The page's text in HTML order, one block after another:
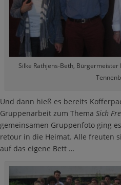
Silke Rathjens-Beth,
Und dann hieß es bereits
Gruppenarbeit zum Thema Sich
gemeinsamen Gruppenfoto ging
retour in die Heimat. Alle freuten
auf das eigene Bett …